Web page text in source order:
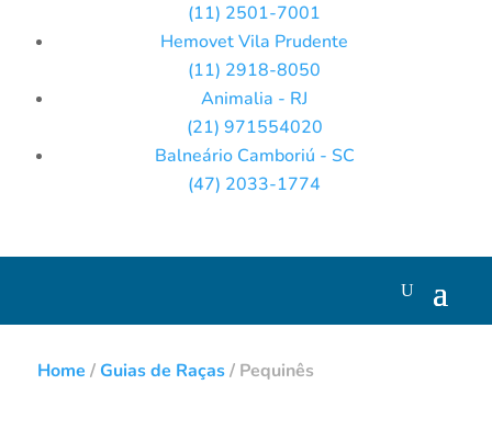
(11) 2501-7001
Hemovet Vila Prudente
(11) 2918-8050
Animalia - RJ
(21) 971554020
Balneário Camboriú - SC
(47) 2033-1774
Home /Guias de Raças/ Pequinês